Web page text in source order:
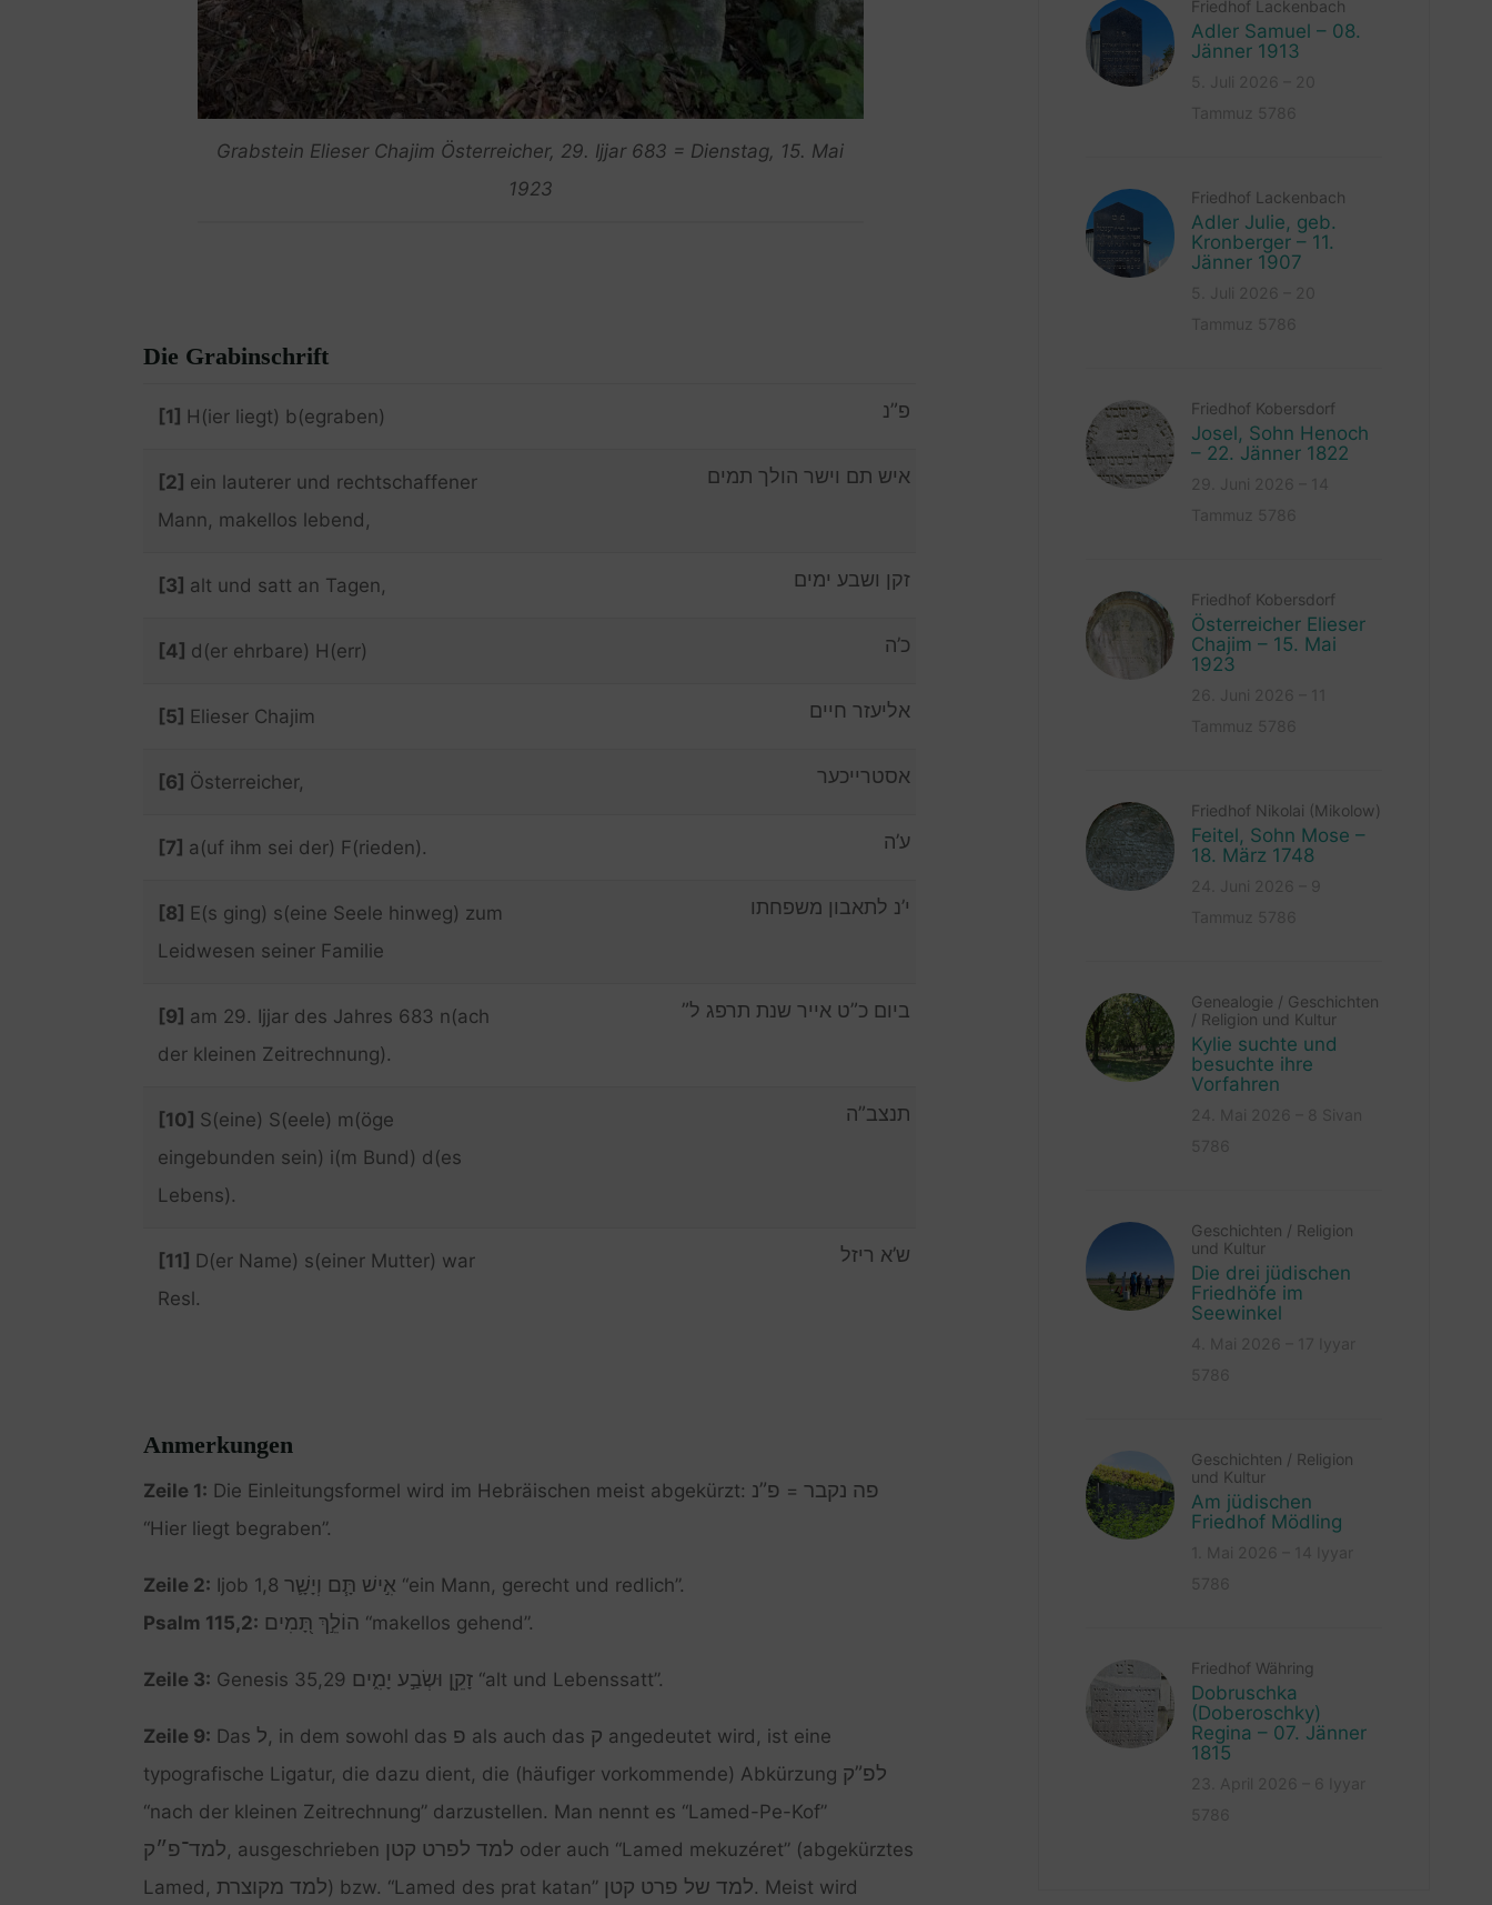
Grabstein Elieser Chajim Österreicher, 29. Ijjar 683 = Dienstag, 15. Mai
1923
Die Grabinschrift
[1] H(ier liegt) b(egraben) פ”נ
[2] ein lauterer und rechtschaffener
Mann, makellos lebend,
איש תם וישר הולך תמים
[3] alt und satt an Tagen, זקן ושבע ימים
[4] d(er ehrbare) H(err) כ’ה
[5] Elieser Chajim אליעזר חיים
[6] Österreicher, אסטרייכער
[7] a(uf ihm sei der) F(rieden). ע’ה
[8] E(s ging) s(eine Seele hinweg) zum
Leidwesen seiner Familie
י’נ לתאבון משפחתו
[9] am 29. Ijjar des Jahres 683 n(ach
der kleinen Zeitrechnung).
ביום כ”ט אייר שנת תרפג ל”
[10] S(eine) S(eele) m(öge
eingebunden sein) i(m Bund) d(es
Lebens).
תנצב”ה
[11] D(er Name) s(einer Mutter) war
Resl.
ש’א ריזל
Anmerkungen
Zeile 1: Die Einleitungsformel wird im Hebräischen meist abgekürzt: פ”נ = פה נקבר
“Hier liegt begraben”.
Zeile 2: Ijob 1,8 אִ֣ישׁ תָּ֧ם וְיָשָׁ֛ר “ein Mann, gerecht und redlich”.
Psalm 115,2: הוֹלֵ֣ךְ תָּ֭מִים “makellos gehend”.
Zeile 3: Genesis 35,29 זָקֵ֖ן וּשְׂבַ֣ע יָמִ֑ים“alt und Lebenssatt”.
Zeile 9: Das ל, in dem sowohl das פ als auch das ק angedeutet wird, ist eine
typografische Ligatur, die dazu dient, die (häufiger vorkommende) Abkürzung לפ”ק
“nach der kleinen Zeitrechnung” darzustellen. Man nennt es “Lamed-Pe-Kof”
למד־פ״ק, ausgeschrieben למד לפרט קטן oder auch “Lamed mekuzéret” (abgekürztes
Lamed, למד מקוצרת) bzw. “Lamed des prat katan” למד של פרט קטן. Meist wird
Friedhof Lackenbach
Adler Samuel – 08.
Jänner 1913
Friedhof Lackenbach
Adler Julie, geb.
Kronberger – 11.
Jänner 1907
Friedhof Kobersdorf
Josel, Sohn Henoch
– 22. Jänner 1822
Friedhof Kobersdorf
Österreicher Elieser
Chajim – 15. Mai
1923
Friedhof Nikolai (Mikolow)
Feitel, Sohn Mose –
18. März 1748
Genealogie / Geschichten
/ Religion und Kultur
Kylie suchte und
besuchte ihre
Vorfahren
Geschichten / Religion
und Kultur
Die drei jüdischen
Friedhöfe im
Seewinkel
Geschichten / Religion
und Kultur
Am jüdischen
Friedhof Mödling
Friedhof Währing
Dobruschka
(Doberoschky)
Regina – 07. Jänner
1815